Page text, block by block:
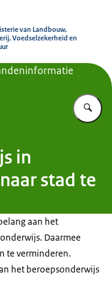
van Landbouw,
Voedselzekerheid en
in
stad te
aan het
Daarmee
te verminderen.
het beroepsonderwijs